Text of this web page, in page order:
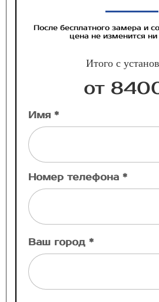
После бесплатного замера и
цена не изменится ни
Итого с
от
Имя *
Номер телефона *
Ваш город *